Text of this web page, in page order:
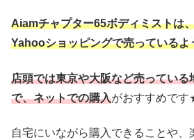
Aiamチャプター65ボディミストは
Yahooショッピングで売っているよ
店頭では東京や大阪など売っている
で、ネットでの購入がおすすめで
自宅にいながら購入できることや、